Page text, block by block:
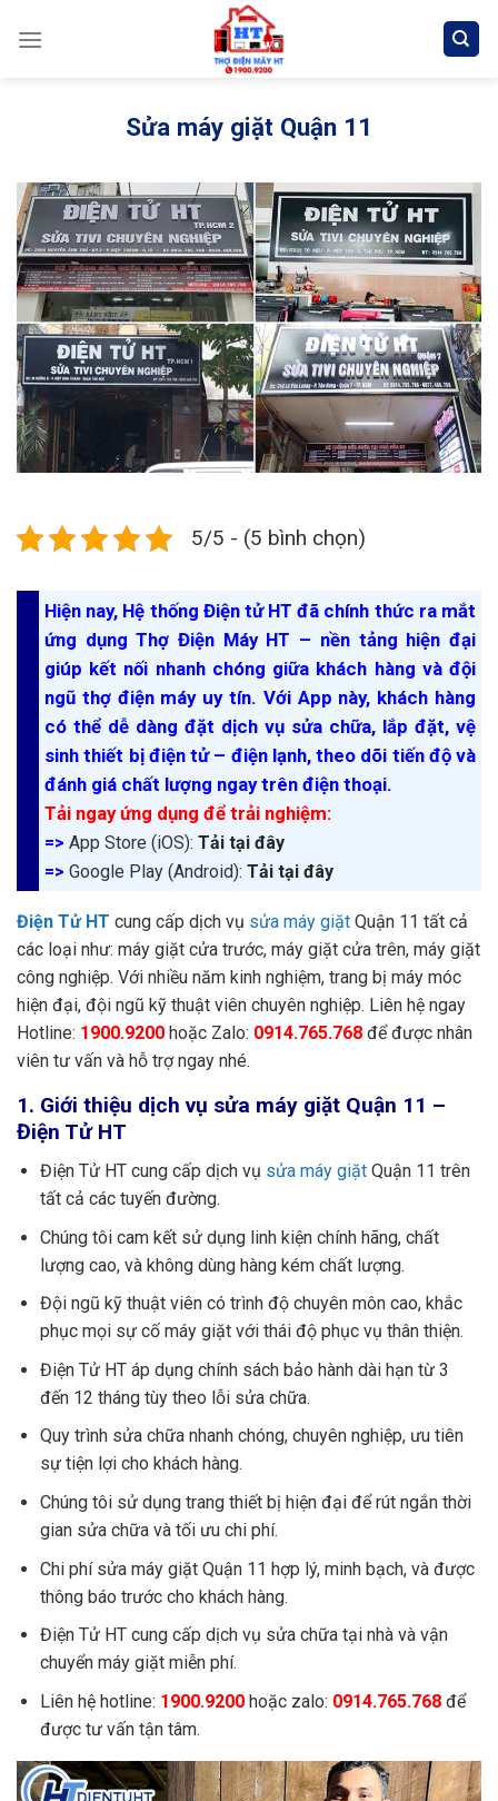
Sửa máy giặt Quận 11
5/5 - (5 bình chọn)
Hiện nay, Hệ thống Điện tử HT đã chính thức ra mắt
ứng dụng Thợ Điện Máy HT – nền tảng hiện đại
giúp kết nối nhanh chóng giữa khách hàng và đội
ngũ thợ điện máy uy tín. Với App này, khách hàng
có thể dễ dàng đặt dịch vụ sửa chữa, lắp đặt, vệ
sinh thiết bị điện tử – điện lạnh, theo dõi tiến độ và
đánh giá chất lượng ngay trên điện thoại.
Tải ngay ứng dụng để trải nghiệm:
=> App Store (iOS): Tải tại đây
=> Google Play (Android): Tải tại đây
Điện Tử HT cung cấp dịch vụ sửa máy giặt Quận 11 tất cả
các loại như: máy giặt cửa trước, máy giặt cửa trên, máy giặt
công nghiệp. Với nhiều năm kinh nghiệm, trang bị máy móc
hiện đại, đội ngũ kỹ thuật viên chuyên nghiệp. Liên hệ ngay
Hotline: 1900.9200 hoặc Zalo: 0914.765.768 để được nhân
viên tư vấn và hỗ trợ ngay nhé.
1. Giới thiệu dịch vụ sửa máy giặt Quận 11 –
Điện Tử HT
Điện Tử HT cung cấp dịch vụ sửa máy giặtQuận 11 trên
tất cả các tuyến đường.
Chúng tôi cam kết sử dụng linh kiện chính hãng, chất
lượng cao, và không dùng hàng kém chất lượng.
Đội ngũ kỹ thuật viên có trình độ chuyên môn cao, khắc
phục mọi sự cố máy giặt với thái độ phục vụ thân thiện.
Điện Tử HT áp dụng chính sách bảo hành dài hạn từ 3
đến 12 tháng tùy theo lỗi sửa chữa.
Quy trình sửa chữa nhanh chóng, chuyên nghiệp, ưu tiên
sự tiện lợi cho khách hàng.
Chúng tôi sử dụng trang thiết bị hiện đại để rút ngắn thời
gian sửa chữa và tối ưu chi phí.
Chi phí sửa máy giặt Quận 11 hợp lý, minh bạch, và được
thông báo trước cho khách hàng.
Điện Tử HT cung cấp dịch vụ sửa chữa tại nhà và vận
chuyển máy giặt miễn phí.
Liên hệ hotline: 1900.9200hoặc zalo: 0914.765.768để
được tư vấn tận tâm.